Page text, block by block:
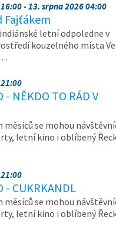
- 13. srpna 2026 04:00
Fajťákem
letní odpoledne v
kouzelného místa Ve
- NĚKDO TO RÁD V
měsíců se mohou
letní kino i oblíbený
- CUKRKANDL
měsíců se mohou
letní kino i oblíbený